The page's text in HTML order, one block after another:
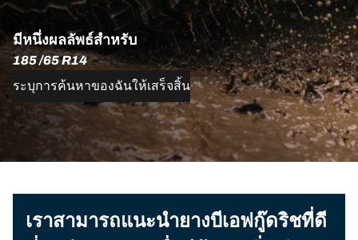
มีหนึ่งผลลัพธ์สำหรับ
185 /65 R14
ระบุการค้นหาของฉันให้เสร็จสิ้น
เราสามารถแนะนำยางบีเอฟกู๊ดริชที่ดี